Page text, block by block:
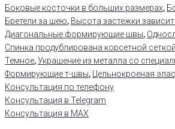
Боковые косточки в больших размерах,
Бретели за шею, Высота застежки
Диагональные формирующие швы,
Спинка продублирована корсетной
Темное,Украшение из металла со
Формирующие т-швы,
Цельнокроеная
Консультация по телефону
Консультация в Telegram
Консультация в MAX